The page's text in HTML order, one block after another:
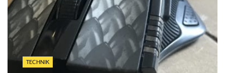
TECHNIK